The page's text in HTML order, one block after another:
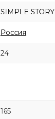
SIMPLE STORY
Россия
24
165